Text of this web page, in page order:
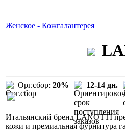
Женское - Кожгалантерея
Орг.сбор: 20% 12-14 дн.
Итальянский бренд LANOTTI
кожи и премиальная фурнитура